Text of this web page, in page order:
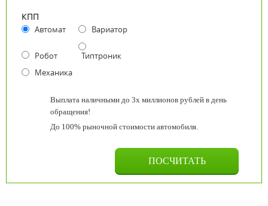
КПП
Автомат Вариатор
Робот
Типтроник
Механика
Выплата наличными до 3х миллионов рублей в день
обращения!
До 100% рыночной стоимости автомобиля.